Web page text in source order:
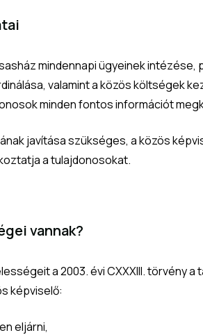
mindennapi ügyeinek
valamint a közös költségek
minden fontos információt
javítása szükséges, a közös
a tulajdonosokat.
vannak?
a 2003. évi CXXXIII. törvény
képviselő:
eljárni,